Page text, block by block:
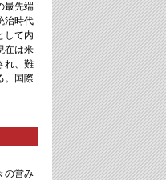
最先端
治時代
して内
在は米
れ、難
。国際
の営み